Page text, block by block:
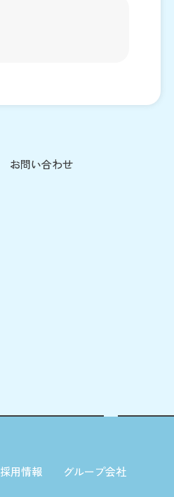
お問い合わせ
採用情報
グループ会社